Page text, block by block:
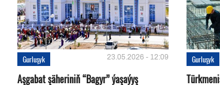
Gurluşyk 23.05.2026 - 12:09
Aşgabat şäheriniň “Bagyr” ýaşaýyş
Gurluşyk